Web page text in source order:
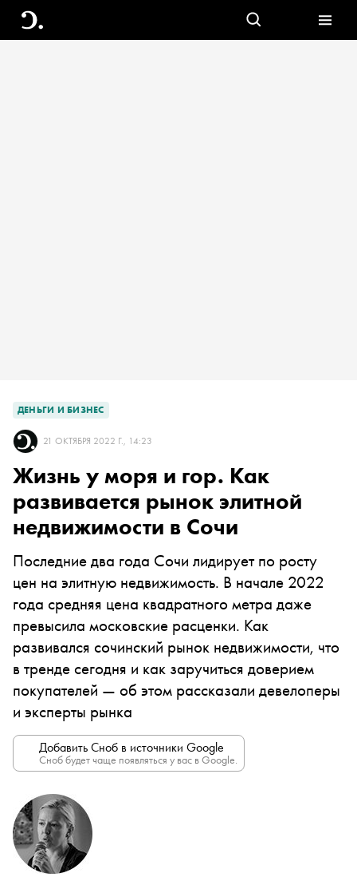
ДЕНЬГИ И БИЗНЕС
21 ОКТЯБРЯ 2022 Г., 14:23
Жизнь у моря и гор. Как
развивается рынок элитной
недвижимости в Сочи
Последние два года Сочи лидирует по росту
цен на элитную недвижимость. В начале 2022
года средняя цена квадратного метра даже
превысила московские расценки. Как
развивался сочинский рынок недвижимости, что
в тренде сегодня и как заручиться доверием
покупателей — об этом рассказали девелоперы
и эксперты рынка
Добавить Сноб в источники Google
Сноб будет чаще появляться у вас в Google.